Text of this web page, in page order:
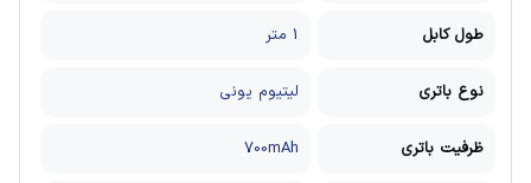
طول کابل 1 متر
نوع باتری لیتیوم یونی
ظرفیت باتری 700mAh